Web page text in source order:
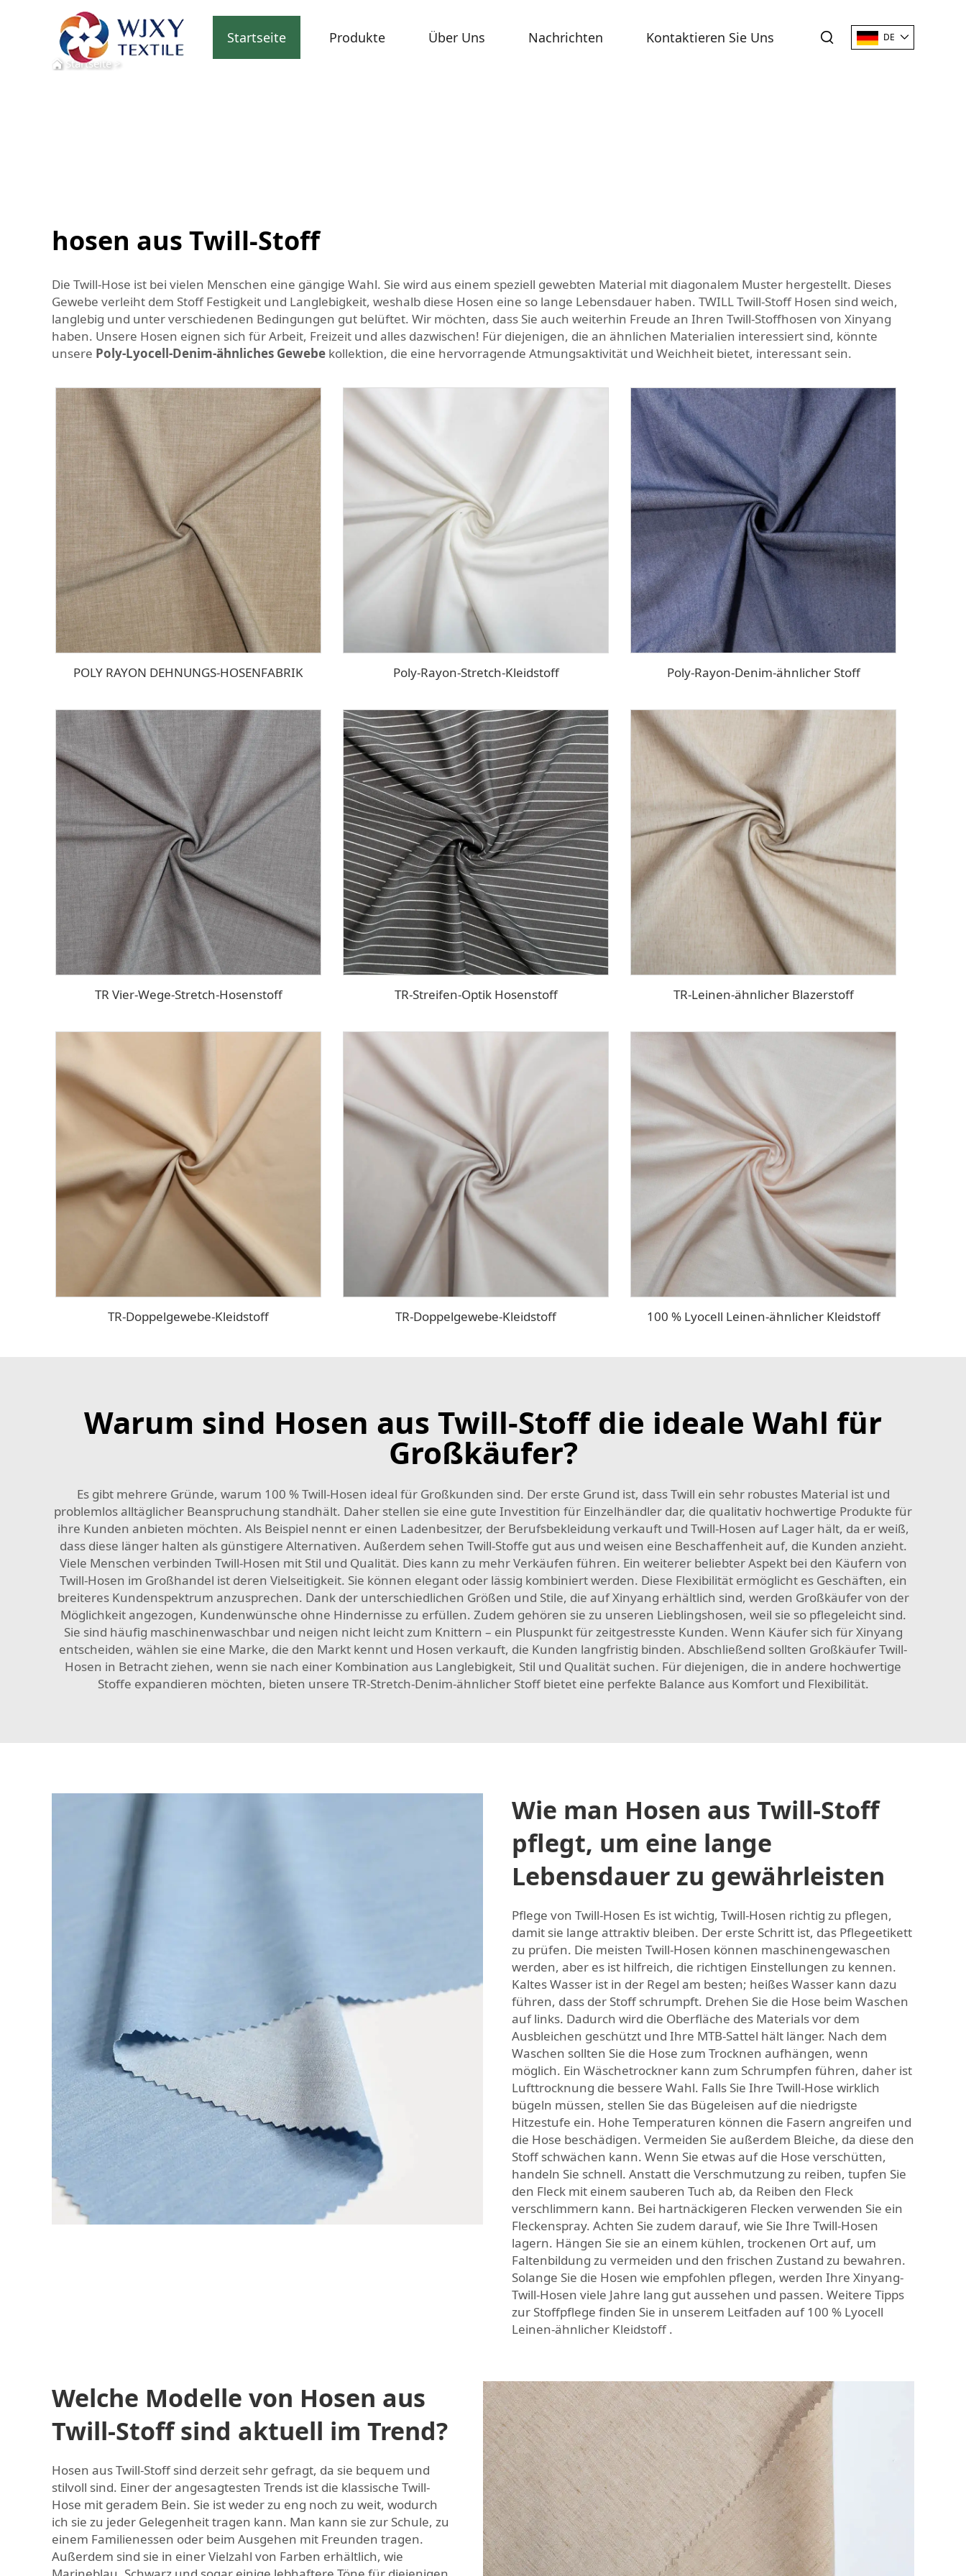
Startseite Produkte Über Uns Nachrichten Kontaktieren Sie Uns DE
Startseite>
hosen aus Twill-Stoff
Die Twill-Hose ist bei vielen Menschen eine gängige Wahl. Sie wird aus einem speziell gewebten Material mit diagonalem Muster hergestellt. Dieses
Gewebe verleiht dem Stoff Festigkeit und Langlebigkeit, weshalb diese Hosen eine so lange Lebensdauer haben. TWILL Twill-Stoff Hosen sind weich,
langlebig und unter verschiedenen Bedingungen gut belüftet. Wir möchten, dass Sie auch weiterhin Freude an Ihren Twill-Stoffhosen von Xinyang
haben. Unsere Hosen eignen sich für Arbeit, Freizeit und alles dazwischen! Für diejenigen, die an ähnlichen Materialien interessiert sind, könnte
unsere Poly-Lyocell-Denim-ähnliches Gewebe kollektion, die eine hervorragende Atmungsaktivität und Weichheit bietet, interessant sein.
POLY RAYON DEHNUNGS-HOSENFABRIK Poly-Rayon-Stretch-Kleidstoff Poly-Rayon-Denim-ähnlicher Stoff
TR Vier-Wege-Stretch-Hosenstoff TR-Streifen-Optik Hosenstoff TR-Leinen-ähnlicher Blazerstoff
TR-Doppelgewebe-Kleidstoff TR-Doppelgewebe-Kleidstoff 100 % Lyocell Leinen-ähnlicher Kleidstoff
Warum sind Hosen aus Twill-Stoff die ideale Wahl für
Großkäufer?
Es gibt mehrere Gründe, warum 100 % Twill-Hosen ideal für Großkunden sind. Der erste Grund ist, dass Twill ein sehr robustes Material ist und
problemlos alltäglicher Beanspruchung standhält. Daher stellen sie eine gute Investition für Einzelhändler dar, die qualitativ hochwertige Produkte für
ihre Kunden anbieten möchten. Als Beispiel nennt er einen Ladenbesitzer, der Berufsbekleidung verkauft und Twill-Hosen auf Lager hält, da er weiß,
dass diese länger halten als günstigere Alternativen. Außerdem sehen Twill-Stoffe gut aus und weisen eine Beschaffenheit auf, die Kunden anzieht.
Viele Menschen verbinden Twill-Hosen mit Stil und Qualität. Dies kann zu mehr Verkäufen führen. Ein weiterer beliebter Aspekt bei den Käufern von
Twill-Hosen im Großhandel ist deren Vielseitigkeit. Sie können elegant oder lässig kombiniert werden. Diese Flexibilität ermöglicht es Geschäften, ein
breiteres Kundenspektrum anzusprechen. Dank der unterschiedlichen Größen und Stile, die auf Xinyang erhältlich sind, werden Großkäufer von der
Möglichkeit angezogen, Kundenwünsche ohne Hindernisse zu erfüllen. Zudem gehören sie zu unseren Lieblingshosen, weil sie so pflegeleicht sind.
Sie sind häufig maschinenwaschbar und neigen nicht leicht zum Knittern – ein Pluspunkt für zeitgestresste Kunden. Wenn Käufer sich für Xinyang
entscheiden, wählen sie eine Marke, die den Markt kennt und Hosen verkauft, die Kunden langfristig binden. Abschließend sollten Großkäufer Twill-
Hosen in Betracht ziehen, wenn sie nach einer Kombination aus Langlebigkeit, Stil und Qualität suchen. Für diejenigen, die in andere hochwertige
Stoffe expandieren möchten, bieten unsere TR-Stretch-Denim-ähnlicher Stoffbietet eine perfekte Balance aus Komfort und Flexibilität.
Wie man Hosen aus Twill-Stoff
pflegt, um eine lange
Lebensdauer zu gewährleisten
Pflege von Twill-Hosen Es ist wichtig, Twill-Hosen richtig zu pflegen,
damit sie lange attraktiv bleiben. Der erste Schritt ist, das Pflegeetikett
zu prüfen. Die meisten Twill-Hosen können maschinengewaschen
werden, aber es ist hilfreich, die richtigen Einstellungen zu kennen.
Kaltes Wasser ist in der Regel am besten; heißes Wasser kann dazu
führen, dass der Stoff schrumpft. Drehen Sie die Hose beim Waschen
auf links. Dadurch wird die Oberfläche des Materials vor dem
Ausbleichen geschützt und Ihre MTB-Sattel hält länger. Nach dem
Waschen sollten Sie die Hose zum Trocknen aufhängen, wenn
möglich. Ein Wäschetrockner kann zum Schrumpfen führen, daher ist
Lufttrocknung die bessere Wahl. Falls Sie Ihre Twill-Hose wirklich
bügeln müssen, stellen Sie das Bügeleisen auf die niedrigste
Hitzestufe ein. Hohe Temperaturen können die Fasern angreifen und
die Hose beschädigen. Vermeiden Sie außerdem Bleiche, da diese den
Stoff schwächen kann. Wenn Sie etwas auf die Hose verschütten,
handeln Sie schnell. Anstatt die Verschmutzung zu reiben, tupfen Sie
den Fleck mit einem sauberen Tuch ab, da Reiben den Fleck
verschlimmern kann. Bei hartnäckigeren Flecken verwenden Sie ein
Fleckenspray. Achten Sie zudem darauf, wie Sie Ihre Twill-Hosen
lagern. Hängen Sie sie an einem kühlen, trockenen Ort auf, um
Faltenbildung zu vermeiden und den frischen Zustand zu bewahren.
Solange Sie die Hosen wie empfohlen pflegen, werden Ihre Xinyang-
Twill-Hosen viele Jahre lang gut aussehen und passen. Weitere Tipps
zur Stoffpflege finden Sie in unserem Leitfaden auf100 % Lyocell
Leinen-ähnlicher Kleidstoff.
Welche Modelle von Hosen aus
Twill-Stoff sind aktuell im Trend?
Hosen aus Twill-Stoff sind derzeit sehr gefragt, da sie bequem und
stilvoll sind. Einer der angesagtesten Trends ist die klassische Twill-
Hose mit geradem Bein. Sie ist weder zu eng noch zu weit, wodurch
ich sie zu jeder Gelegenheit tragen kann. Man kann sie zur Schule, zu
einem Familienessen oder beim Ausgehen mit Freunden tragen.
Außerdem sind sie in einer Vielzahl von Farben erhältlich, wie